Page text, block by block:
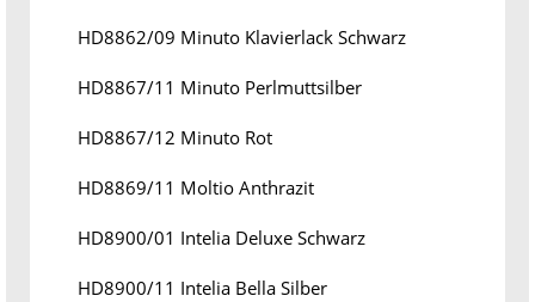
HD8862/09 Minuto Klavierlack Schwarz
HD8867/11 Minuto Perlmuttsilber
HD8867/12 Minuto Rot
HD8869/11 Moltio Anthrazit
HD8900/01 Intelia Deluxe Schwarz
HD8900/11 Intelia Bella Silber